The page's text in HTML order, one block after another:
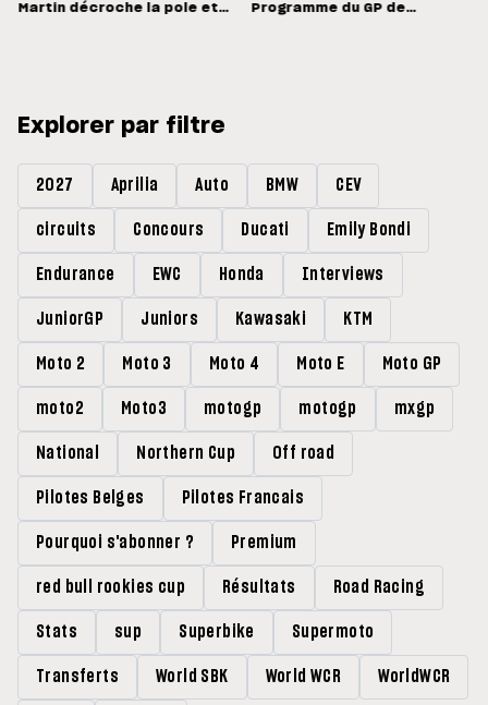
Martin décroche la pole et
Programme du GP de
Explorer par filtre
2027 Aprilia Auto BMW CEV
circuits Concours Ducati Emily Bondi
Endurance EWC Honda Interviews
JuniorGP Juniors Kawasaki KTM
Moto 2 Moto 3 Moto 4 Moto E Moto GP
moto2 Moto3 motogp motogp mxgp
National Northern Cup Off road
Pilotes Belges Pilotes Francais
Pourquoi s'abonner ? Premium
red bull rookies cup Résultats Road Racing
Stats sup Superbike Supermoto
Transferts World SBK World WCR WorldWCR